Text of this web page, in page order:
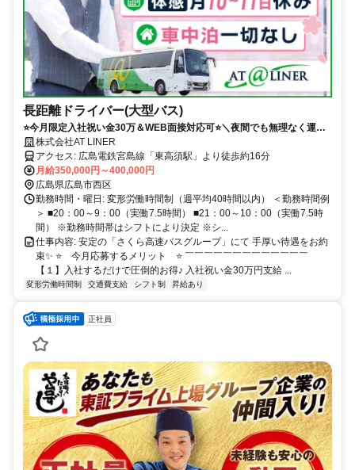
長距離ドライバー(大型バス)
⭐️今月限定入社祝い金30万＆WEB面接対応可⭐️＼夜間でも無理なく運転
／ワンマン運転だからストレスなし！固定ルートのみ｜ 定着率80％以上
｜面接1回✧
株式会社AT LINER
アクセス: 広島電鉄宮島線「東高須駅」より徒歩約16分
月給350,000円～400,000円
広島県広島市西区
勤務時間・曜日: 変形労働時間制（週平均40時間以内） ＜勤務時間例
＞ ■20：00～9：00（実働7.5時間） ■21：00～10：00（実働7.5時
間） ※勤務時間帯はシフトにより決定 ※シ...
仕事内容: 安定の「さくら高速バスグループ」にて 手厚い待遇をお約
束✨️ ⭐️ 今月応募するメリット ⭐️ ￣￣￣￣￣￣￣￣￣￣￣￣￣
【１】​入社するだけで圧倒的お得♪ 入社祝い金30万円支給 ...
変形労働時間制 交通費支給 シフト制 昇給あり
正社員